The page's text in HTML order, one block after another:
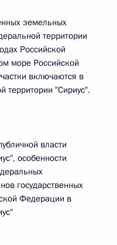
земельных
территории
Российской
море Российской
включаются в
территории "Сириус".
власти
особенности
государственных
Федерации в